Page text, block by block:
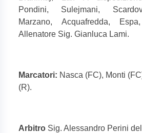
Pondini, Sulejmani,
Marzano, Acquafredda,
Allenatore Sig. Gianluca Lami.
Marcatori: Nasca (FC), Monti
(R).
Arbitro Sig. Alessandro Perini